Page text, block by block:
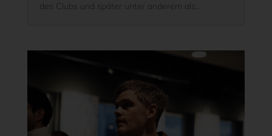
des Clubs und später unter anderem als...